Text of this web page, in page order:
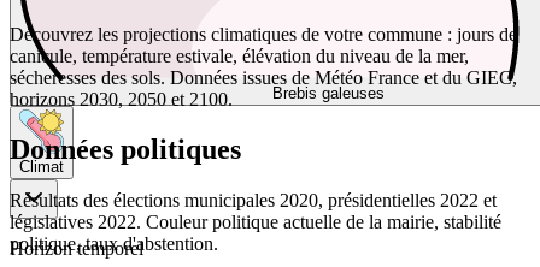
Brebis galeuses
Climat
Horizon temporel
Découvrez les projections climatiques de votre commune : jours de
canicule, température estivale, élévation du niveau de la mer,
sécheresses des sols. Données issues de Météo France et du GIEC,
horizons 2030, 2050 et 2100.
Données politiques
Résultats des élections municipales 2020, présidentielles 2022 et
législatives 2022. Couleur politique actuelle de la mairie, stabilité
politique, taux d'abstention.